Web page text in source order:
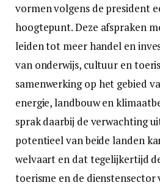
vormen volgens de president
hoogtepunt. Deze afspraken
leiden tot meer handel en
van onderwijs, cultuur en
samenwerking op het gebied
energie, landbouw en
sprak daarbij de verwachting
potentieel van beide landen
welvaart en dat tegelijkertijd
toerisme en de